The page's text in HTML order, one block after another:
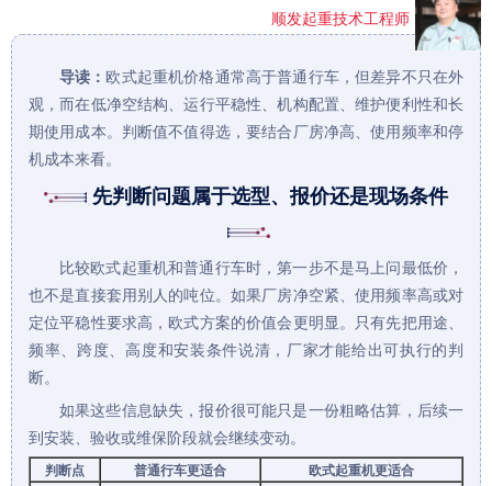
顺发起重技术工程师
导读： 欧式起重机价格通常高于普通行车，但差异不只在外
观，而在低净空结构、运行平稳性、机构配置、维护便利性和长
期使用成本。判断值不值得选，要结合厂房净高、使用频率和停
机成本来看。
先判断问题属于选型、报价还是现场条件
比较欧式起重机和普通行车时，第一步不是马上问最低价，
也不是直接套用别人的吨位。如果厂房净空紧、使用频率高或对
定位平稳性要求高，欧式方案的价值会更明显。只有先把用途、
频率、跨度、高度和安装条件说清，厂家才能给出可执行的判
断。
如果这些信息缺失，报价很可能只是一份粗略估算，后续一
到安装、验收或维保阶段就会继续变动。
判断点 普通行车更适合 欧式起重机更适合